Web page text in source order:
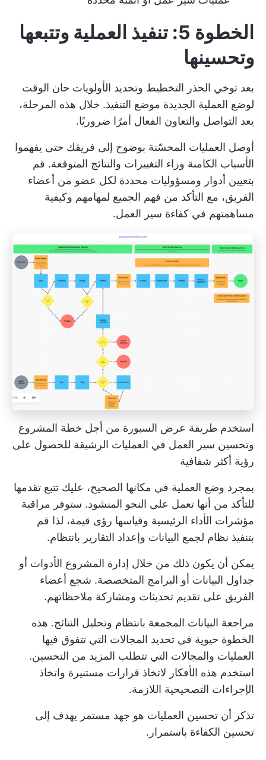
الخطوة 5: تنفيذ العملية وتتبعها
وتحسينها
بعد توخي الحذر التخطيط وتحديد الأولويات حان الوقت
لوضع العملية الجديدة موضع التنفيذ. خلال هذه المرحلة،
يعد التواصل والتعاون الفعال أمرًا ضروريًا.
أوصل العمليات المحسّنة بوضوح إلى فريقك حتى يفهموا
الأسباب الكامنة وراء التغييرات والنتائج المتوقعة. قم
بتعيين أدوار ومسؤوليات محددة لكل عضو من أعضاء
الفريق، مع التأكد من فهم الجميع لمهامهم وكيفية
مساهمتهم في كفاءة سير العمل.
استخدم طريقة عرض السبورة من أجل خطة المشروع
وتحسين سير العمل في العمليات الرشيقة للحصول على
رؤية أكثر شفافية
بمجرد وضع العملية في مكانها الصحيح، عليك تتبع تقدمها
للتأكد من أنها تعمل على النحو المنشود. ستوفر مراقبة
مؤشرات الأداء الرئيسية وقياسها رؤى قيمة، لذا قم
بتنفيذ نظام لجمع البيانات وإعداد التقارير بانتظام.
يمكن أن يكون ذلك من خلال إدارة المشروع الأدوات أو
جداول البيانات أو البرامج المتخصصة. شجع أعضاء
الفريق على تقديم تحديثات ومشاركة ملاحظاتهم.
مراجعة البيانات المجمعة بانتظام وتحليل النتائج. هذه
الخطوة حيوية في تحديد المجالات التي تتفوق فيها
العمليات والمجالات التي تتطلب المزيد من التحسين.
استخدم هذه الأفكار لاتخاذ قرارات مستنيرة واتخاذ
الإجراءات التصحيحية اللازمة.
تذكر أن تحسين العمليات هو جهد مستمر يهدف إلى
تحسين الكفاءة باستمرار.